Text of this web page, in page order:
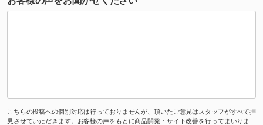
こちらの投稿への個別対応は行っておりませんが、頂いたご意見はスタッフがすべて拝
見させていただきます。お客様の声をもとに商品開発・サイト改善を行ってまいりま